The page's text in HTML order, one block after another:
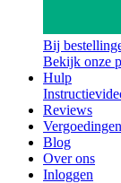
Bij
Bekijk onze
Hulp
Reviews
Vergoedingen
Blog
Over ons
Inloggen